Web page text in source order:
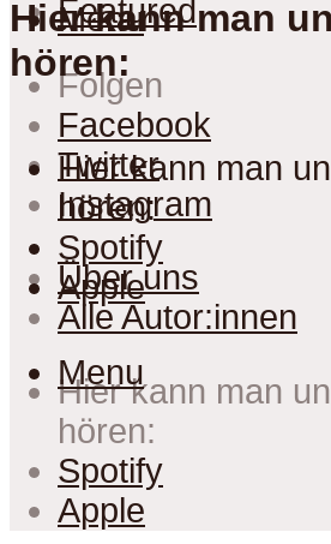
Menu
Hier kann man
hören:
Hier kann man
hören:
Spotify
Apple
Menu
Featured
Folgen
Facebook
Twitter
Instagram
Über uns
Alle Autor:innen
Hier kann man
hören:
Spotify
Apple